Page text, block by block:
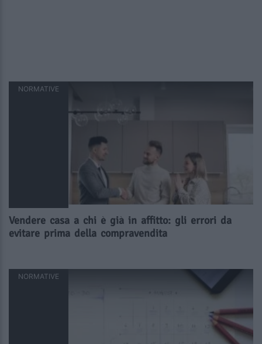
NORMATIVE
Vendere casa a chi è già in affitto: gli errori da
evitare prima della compravendita
NORMATIVE